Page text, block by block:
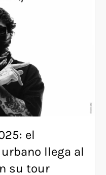
el
llega al
su tour